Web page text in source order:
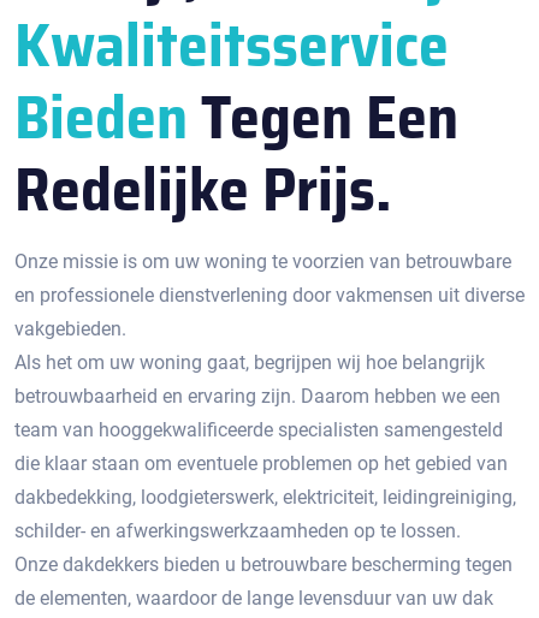
Kwaliteitsservice
BiedenTegen Een
Redelijke Prijs.
Onze missie is om uw woning te voorzien van betrouwbare
en professionele dienstverlening door vakmensen uit diverse
vakgebieden.
Als het om uw woning gaat, begrijpen wij hoe belangrijk
betrouwbaarheid en ervaring zijn. Daarom hebben we een
team van hooggekwalificeerde specialisten samengesteld
die klaar staan om eventuele problemen op het gebied van
dakbedekking, loodgieterswerk, elektriciteit, leidingreiniging,
schilder- en afwerkingswerkzaamheden op te lossen.
Onze dakdekkers bieden u betrouwbare bescherming tegen
de elementen, waardoor de lange levensduur van uw dak